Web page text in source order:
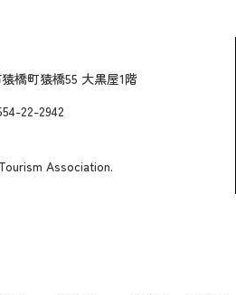
橋町猿橋55 大黒屋1階
22-2942
Association.